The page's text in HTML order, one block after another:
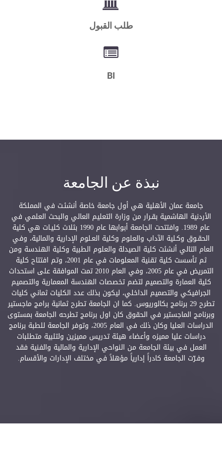
طلب القبول
BI
نبذة عن الجامعة
جامعة عمان الأهلية هي أول جامعة خاصة أنشئـت في المملكة
الأردنية الهاشمية بقـرار من وزارة التعليم العالي والبحث العلمي في
عام 1989. وافتتحت الجامعة أبوابها عام 1990 بثلاث كليـات هي كلية
الحقـوق وكـلية الآداب والعلوم وكلية العـلوم الإدارية والمالية، وفي
العام التالي أنشئت كلية الصيدلة والعلوم الطبية وكلية الهندسة ومن
ثم تأسست كلية تقنية المعلومات في عام 2001، وتم افتتاح كلية
التمريض في عام 2005، وفي العام 2010 تمت الموافقة على استحداث
كلية العمارة والتصميم لتضم تخصصات الهندسة المعمارية والتصميم
الجرافيكي والتصميم الداخلي، ليكون بذلك عدد الكليات ثماني كليات
تطرح 29 برنامج بكالوريوس. كما ان الجامعة تطرح ثمانية برامج ماجستير
وبرنامج الماجستير في الحقوق كان اول برنامج تطرحه الجامعة بمستوى
الدراسات العليا وكان ذلك في العام 2005، وتوفر الجامعة للطبة برنامج
دراسات عليا مميزه وأعضاء هيئة تدريس مميزين ولتلبية متطلبات
العمل في بيئة الجامعة من النواحي الإدارية والمالية والفنية فقد
وفـرّت الجامعة كادراً إدارياً مؤهلاً في مختلف الإدارات والأقسام.